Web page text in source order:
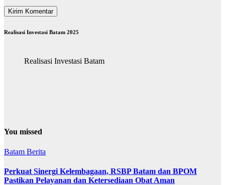
Realisasi Investasi Batam 2025
Realisasi Investasi Batam
You missed
Batam Berita
Perkuat Sinergi Kelembagaan, RSBP Batam dan BPOM
Pastikan Pelayanan dan Ketersediaan Obat Aman